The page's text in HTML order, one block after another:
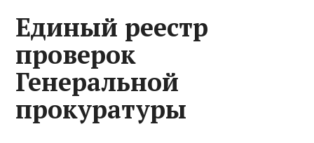
Единый реестр
проверок
Генеральной
прокуратуры